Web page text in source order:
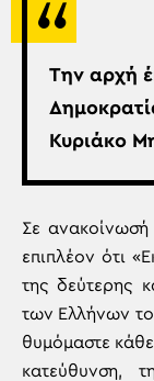
Την αρχή
Κυριάκο
Σε
επιπλέον ότι
της δεύτερης
των Ελλήνων
θυμόμαστε
κατεύθυνση,